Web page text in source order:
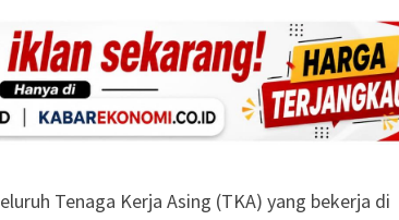
Tenaga Kerja Asing (TKA) yang bekerja di